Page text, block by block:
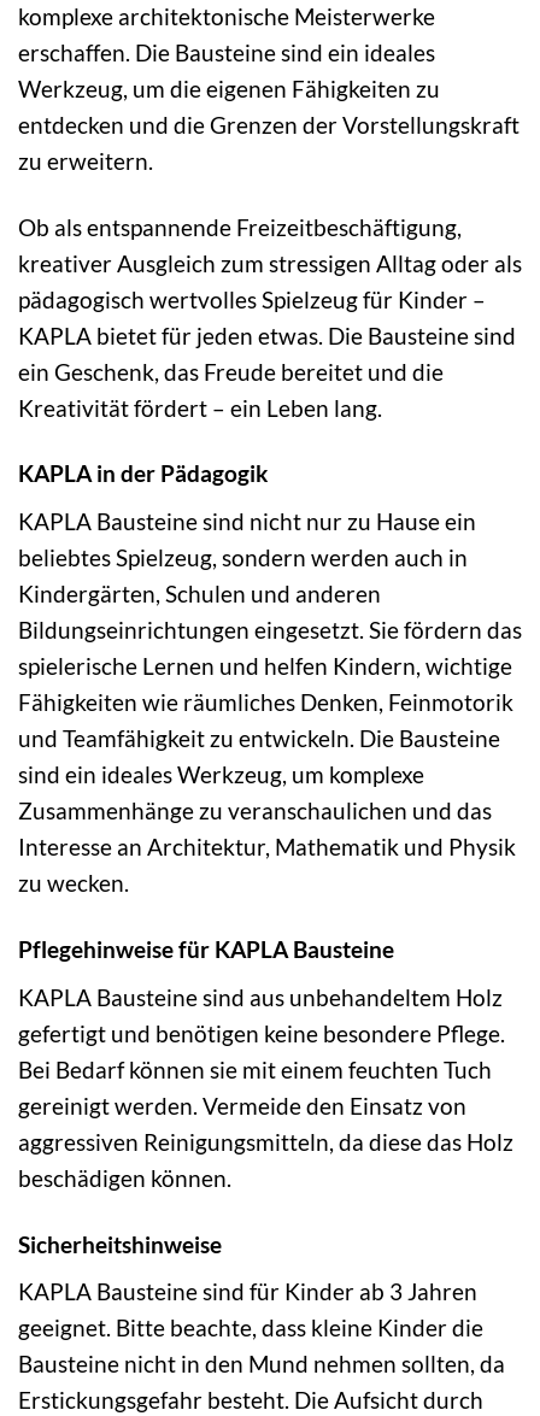
komplexe architektonische Meisterwerke
erschaffen. Die Bausteine sind ein ideales
Werkzeug, um die eigenen Fähigkeiten zu
entdecken und die Grenzen der Vorstellungskraft
zu erweitern.
Ob als entspannende Freizeitbeschäftigung,
kreativer Ausgleich zum stressigen Alltag oder als
pädagogisch wertvolles Spielzeug für Kinder –
KAPLA bietet für jeden etwas. Die Bausteine sind
ein Geschenk, das Freude bereitet und die
Kreativität fördert – ein Leben lang.
KAPLA in der Pädagogik
KAPLA Bausteine sind nicht nur zu Hause ein
beliebtes Spielzeug, sondern werden auch in
Kindergärten, Schulen und anderen
Bildungseinrichtungen eingesetzt. Sie fördern das
spielerische Lernen und helfen Kindern, wichtige
Fähigkeiten wie räumliches Denken, Feinmotorik
und Teamfähigkeit zu entwickeln. Die Bausteine
sind ein ideales Werkzeug, um komplexe
Zusammenhänge zu veranschaulichen und das
Interesse an Architektur, Mathematik und Physik
zu wecken.
Pflegehinweise für KAPLA Bausteine
KAPLA Bausteine sind aus unbehandeltem Holz
gefertigt und benötigen keine besondere Pflege.
Bei Bedarf können sie mit einem feuchten Tuch
gereinigt werden. Vermeide den Einsatz von
aggressiven Reinigungsmitteln, da diese das Holz
beschädigen können.
Sicherheitshinweise
KAPLA Bausteine sind für Kinder ab 3 Jahren
geeignet. Bitte beachte, dass kleine Kinder die
Bausteine nicht in den Mund nehmen sollten, da
Erstickungsgefahr besteht. Die Aufsicht durch